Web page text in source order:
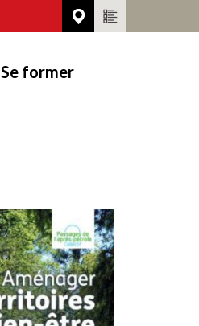
Se former